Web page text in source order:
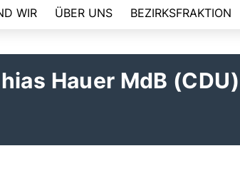
WIR ÜBER UNS BEZIRKSFRAKTION
Hauer MdB